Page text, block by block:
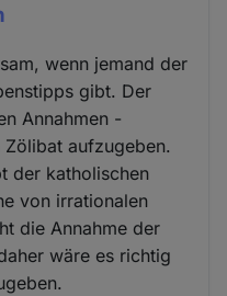
wenn jemand der
gibt. Der
Annahmen -
aufzugeben.
der katholischen
von irrationalen
die Annahme der
wäre es richtig